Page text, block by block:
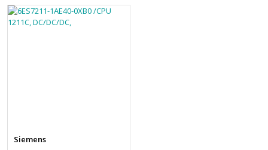
Siemens